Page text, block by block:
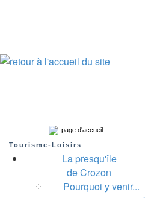
page d'accueil
Tourisme-Loisirs
La presqu'île
de Crozon
Pourquoi y venir...